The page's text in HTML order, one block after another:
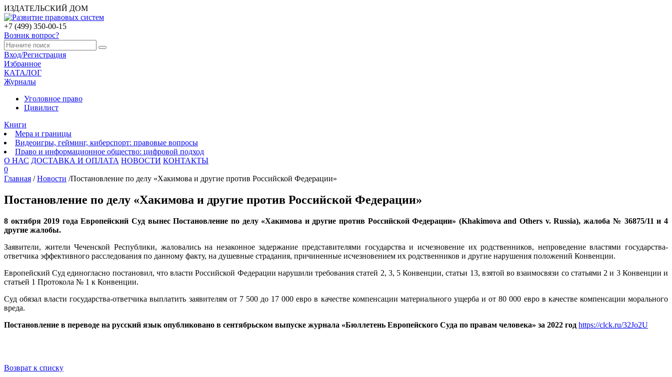
ИЗДАТЕЛЬСКИЙ ДОМ
+7 (499) 350-00-15
Возник вопрос?
Вход/Регистрация
Избранное
КАТАЛОГ
Журналы
Уголовное право
Цивилист
Книги
Мера и границы
Видеоигры, гейминг, киберспорт: правовые вопросы
Право и информационное общество: цифровой подход
О НАС ДОСТАВКА И ОПЛАТА НОВОСТИ КОНТАКТЫ
0
Главная / Новости /Постановление по делу «Хакимова и другие против Российской Федерации»
Постановление по делу «Хакимова и другие против Российской Федерации»
8 октября 2019 года Европейский Суд вынес Постановление по делу «Хакимова и другие против Российской Федерации» (Khakimova and Others v. Russia), жалоба № 36875/11 и 4
другие жалобы.
Заявители, жители Чеченской Республики, жаловались на незаконное задержание представителями государства и исчезновение их родственников, непроведение властями государства-
ответчика эффективного расследования по данному факту, на душевные страдания, причиненные исчезновением их родственников и другие нарушения положений Конвенции.
Европейский Суд единогласно постановил, что власти Российской Федерации нарушили требования статей 2, 3, 5 Конвенции, статьи 13, взятой во взаимосвязи со статьями 2 и 3 Конвенции и
статьей 1 Протокола № 1 к Конвенции.
Суд обязал власти государства-ответчика выплатить заявителям от 7 500 до 17 000 евро в качестве компенсации материального ущерба и от 80 000 евро в качестве компенсации морального
вреда.
Постановление в переводе на русский язык опубликовано в сентябрьском выпуске журнала «Бюллетень Европейского Суда по правам человека» за 2022 год https://clck.ru/32Jo2U
Возврат к списку